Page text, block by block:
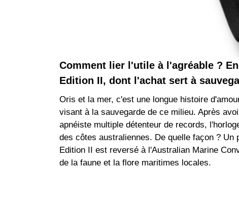
Comment lier l'utile à l'agréable ?
Edition II, dont l'achat sert à
Oris et la mer, c'est une longue histoire
visant à la sauvegarde de ce milieu. Après
apnéiste multiple détenteur de records,
des côtes australiennes. De quelle façon ?
Edition II est reversé à l'Australian Marine
de la faune et la flore maritimes locales.